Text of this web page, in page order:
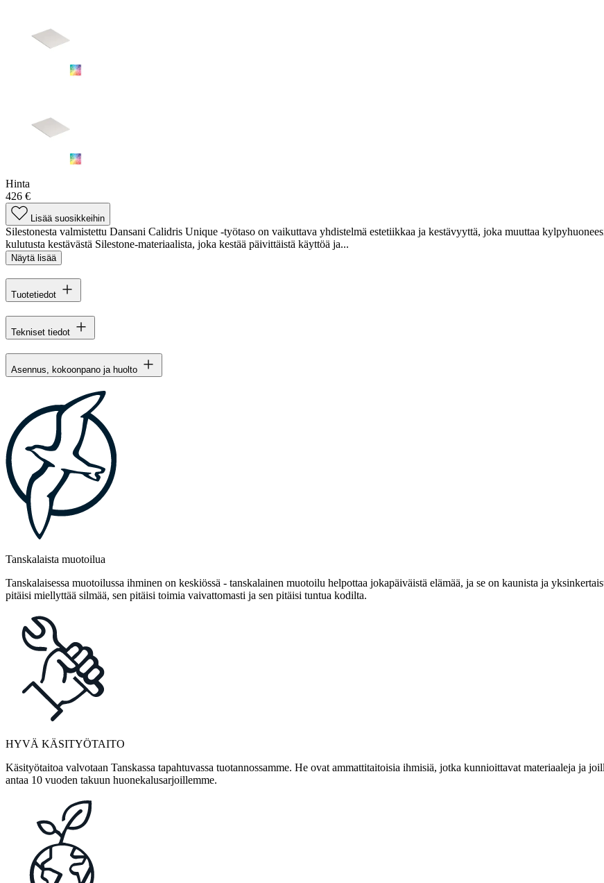
Hinta
426 €
Lisää suosikkeihin
Silestonesta valmistettu Dansani Calidris Unique -työtaso on vaikuttava yhdistelmä estetiikkaa ja kestävyyttä, joka muuttaa
kulutusta kestävästä Silestone-materiaalista, joka kestää päivittäistä käyttöä ja...
Näytä lisää
Tuotetiedot
Tekniset tiedot
Asennus, kokoonpano ja huolto
Tanskalaista muotoilua
Tanskalaisessa muotoilussa ihminen on keskiössä - tanskalainen muotoilu helpottaa jokapäiväistä elämää, ja se on kaunista ja
pitäisi miellyttää silmää, sen pitäisi toimia vaivattomasti ja sen pitäisi tuntua kodilta.
HYVÄ KÄSITYÖTAITO
Käsityötaitoa valvotaan Tanskassa tapahtuvassa tuotannossamme. He ovat ammattitaitoisia ihmisiä, jotka kunnioittavat materiaaleja ja
antaa 10 vuoden takuun huonekalusarjoillemme.